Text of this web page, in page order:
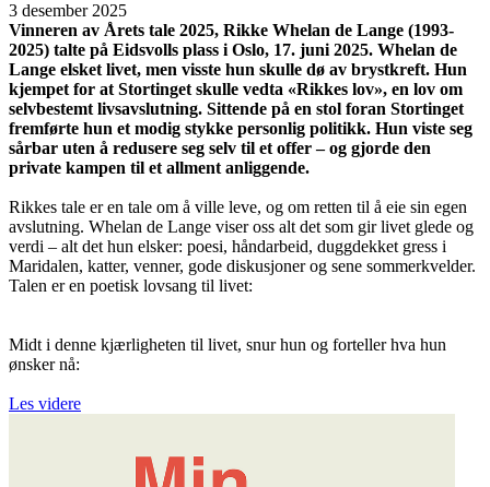
3 desember 2025
Vinneren av Årets tale 2025, Rikke Whelan de Lange (1993-
2025) talte på Eidsvolls plass i Oslo, 17. juni 2025. Whelan de
Lange elsket livet, men visste hun skulle dø av brystkreft. Hun
kjempet for at Stortinget skulle vedta «Rikkes lov», en lov om
selvbestemt livsavslutning. Sittende på en stol foran Stortinget
fremførte hun et modig stykke personlig politikk. Hun viste seg
sårbar uten å redusere seg selv til et offer – og gjorde den
private kampen til et allment anliggende.
Rikkes tale er en tale om å ville leve, og om retten til å eie sin egen
avslutning. Whelan de Lange viser oss alt det som gir livet glede og
verdi – alt det hun elsker: poesi, håndarbeid, duggdekket gress i
Maridalen, katter, venner, gode diskusjoner og sene sommerkvelder.
Talen er en poetisk lovsang til livet:
Midt i denne kjærligheten til livet, snur hun og forteller hva hun
ønsker nå:
Les videre